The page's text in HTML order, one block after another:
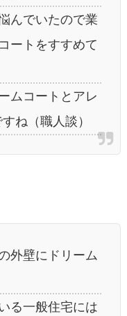
んでいたので業
ートをすすめて
ムコートとアレ
ね（職人談）
外壁にドリーム
る一般住宅には